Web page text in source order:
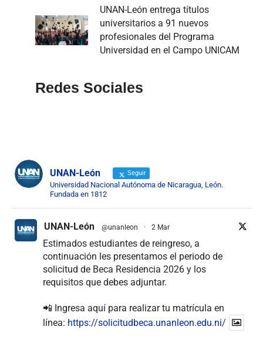
UNAN-León entrega títulos
universitarios a 91 nuevos
profesionales del Programa
Universidad en el Campo UNICAM
Redes Sociales
UNAN-León Seguir
Universidad Nacional Autónoma de Nicaragua, León.
Fundada en 1812
UNAN-León @unanleon · 2 Mar
Estimados estudiantes de reingreso, a
continuación les presentamos el periodo de
solicitud de Beca Residencia 2026 y los
requisitos que debes adjuntar.
📲 Ingresa aquí para realizar tu matrícula en
línea: https://solicitudbeca.unanleon.edu.ni/